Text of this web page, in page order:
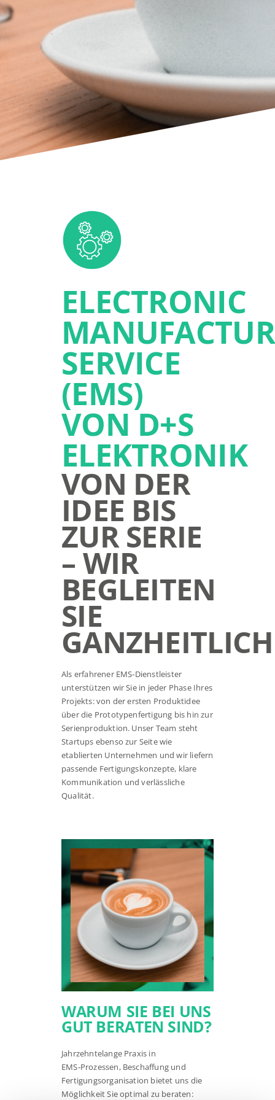
ELECTRONIC
SERVICE
(EMS)
VON D+S
ELEKTRONIK
VON DER
IDEE BIS
ZUR SERIE
– WIR
BEGLEITEN
SIE
GANZHEITLICH
Als erfahrener EMS‑Dienstleister
unterstützen wir Sie in jeder Phase Ihres
Projekts: von der ersten Produktidee
über die Prototypenfertigung bis hin zur
Serienproduktion. Unser Team steht
Startups ebenso zur Seite wie
etablierten Unternehmen und wir liefern
passende Fertigungskonzepte, klare
Kommunikation und verlässliche
Qualität.
WARUM SIE BEI UNS
GUT BERATEN SIND?
Jahrzehntelange Praxis in
EMS‑Prozessen, Beschaffung und
Fertigungsorganisation bietet uns die
Möglichkeit Sie optimal zu beraten: